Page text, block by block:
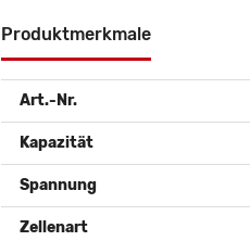
Produktmerkmale
Art.-Nr.
Kapazität
Spannung
Zellenart